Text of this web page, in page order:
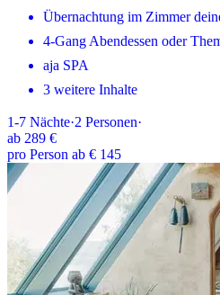
Übernachtung im Zimmer
4-Gang Abendessen oder
aja SPA
3 weitere Inhalte
1-7 Nächte·2 Personen·
ab 289 €
pro Person ab € 145